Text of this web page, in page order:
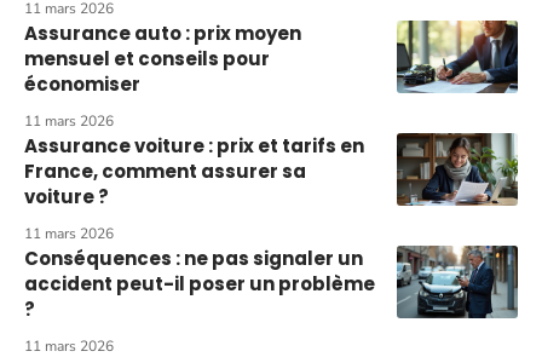
11 mars 2026
Assurance auto : prix moyen
mensuel et conseils pour
économiser
11 mars 2026
Assurance voiture : prix et tarifs en
France, comment assurer sa
voiture ?
11 mars 2026
Conséquences : ne pas signaler un
accident peut-il poser un problème
?
11 mars 2026